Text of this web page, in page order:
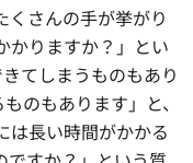
くさんの手が挙がり
かりますか？」とい
てしまうものもあり
のもあります」と、
は長い時間がかかる